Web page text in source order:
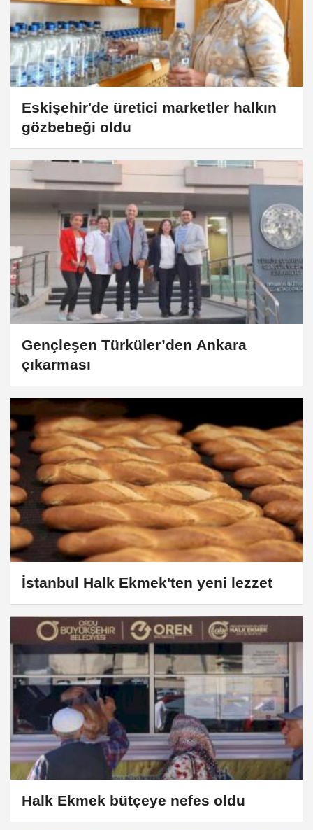
Eskişehir'de üretici marketler halkın
gözbebeği oldu
Gençleşen Türküler’den Ankara
çıkarması
İstanbul Halk Ekmek'ten yeni lezzet
Halk Ekmek bütçeye nefes oldu